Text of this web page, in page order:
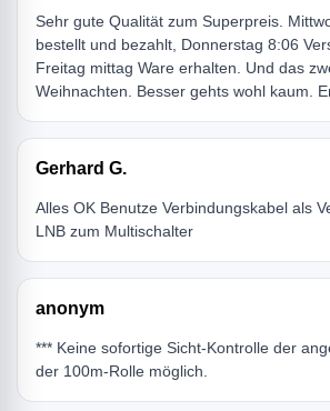
Sehr gute Qualität zum Superpreis.
bestellt und bezahlt, Donnerstag 8:06
Freitag mittag Ware erhalten. Und das
Weihnachten. Besser gehts wohl kaum.
Gerhard G.
Alles OK Benutze Verbindungskabel als
LNB zum Multischalter
anonym
*** Keine sofortige Sicht-Kontrolle der
der 100m-Rolle möglich.